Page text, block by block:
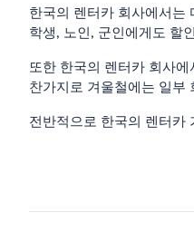
한국의 렌터카 회사에서는
학생, 노인, 군인에게도 할
또한 한국의 렌터카 회사
찬가지로 겨울철에는 일부
전반적으로 한국의 렌터카